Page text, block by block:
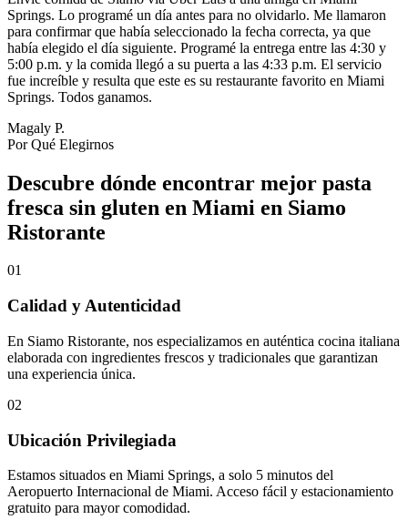
Springs. Lo programé un día antes para no olvidarlo. Me llamaron
para confirmar que había seleccionado la fecha correcta, ya que
había elegido el día siguiente. Programé la entrega entre las 4:30 y
5:00 p.m. y la comida llegó a su puerta a las 4:33 p.m. El servicio
fue increíble y resulta que este es su restaurante favorito en Miami
Springs. Todos ganamos.
Magaly P.
Por Qué Elegirnos
Descubre dónde encontrar mejor pasta
fresca sin gluten en Miami en Siamo
Ristorante
01
Calidad y Autenticidad
En Siamo Ristorante, nos especializamos en auténtica cocina italiana
elaborada con ingredientes frescos y tradicionales que garantizan
una experiencia única.
02
Ubicación Privilegiada
Estamos situados en Miami Springs, a solo 5 minutos del
Aeropuerto Internacional de Miami. Acceso fácil y estacionamiento
gratuito para mayor comodidad.